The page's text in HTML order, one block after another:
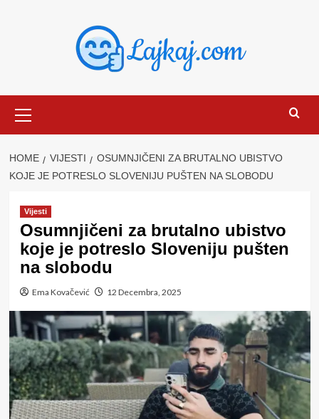
Menu
HOME VIJESTI
OSUMNJIČENI ZA BRUTALNO UBISTVO
KOJE JE POTRESLO SLOVENIJU PUŠTEN NA SLOBODU
Vijesti
Osumnjičeni za brutalno ubistvo
koje je potreslo Sloveniju pušten
na slobodu
Ema Kovačević 12 Decembra, 2025